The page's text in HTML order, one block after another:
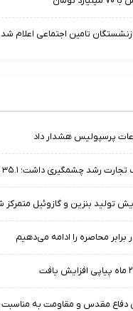
تامین اجتماعی اعلام شد
پرسپولیس هشدار داد
رشد چشمگیری داشت؛ ۳۵.۱ همت در ۱۴۰۴
تولید بنزین و گازوئیل
محاصره را ادامه می‌دهیم
دفاع مقدس و مقاومت به مناسبت